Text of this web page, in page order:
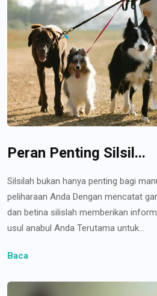
Peran Penting Silsil...
Silsilah bukan hanya penting bagi
peliharaan Anda Dengan mencatat
dan betina silislah memberikan
usul anabul Anda Terutama untuk...
Baca